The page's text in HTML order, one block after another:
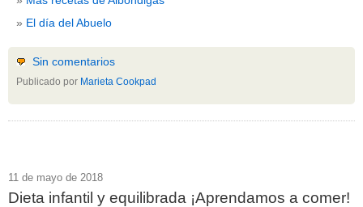
El día del Abuelo
Sin comentarios
Publicado por Marieta Cookpad
11 de mayo de 2018
Dieta infantil y equilibrada ¡Aprendamos a comer!